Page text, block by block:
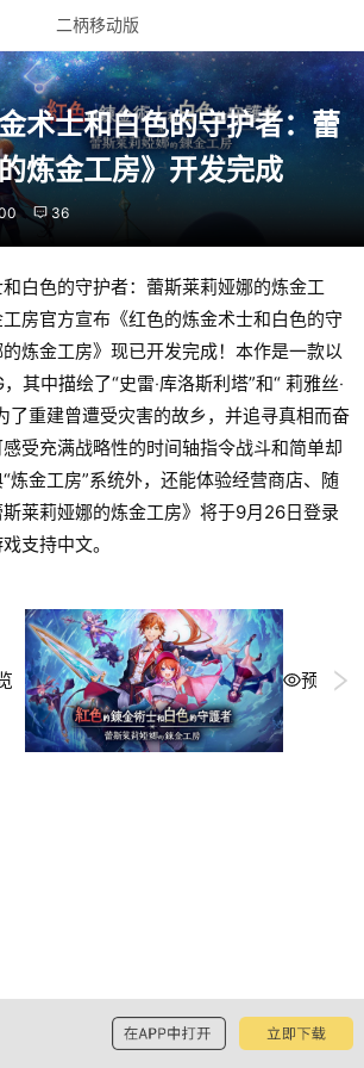
二柄移动版
术士和白色的守护者：蕾
炼金工房》开发完成
36
和白色的守护者：蕾斯莱莉娅娜的炼金工
房官方宣布《红色的炼金术士和白色的守
炼金工房》现已开发完成！本作是一款以
其中描绘了“史雷‧库洛斯利塔”和“ 莉雅丝‧
了重建曾遭受灾害的故乡，并追寻真相而奋
受充满战略性的时间轴指令战斗和简单却
炼金工房”系统外，还能体验经营商店、随
莱莉娅娜的炼金工房》将于9月26日登录
支持中文。
预览